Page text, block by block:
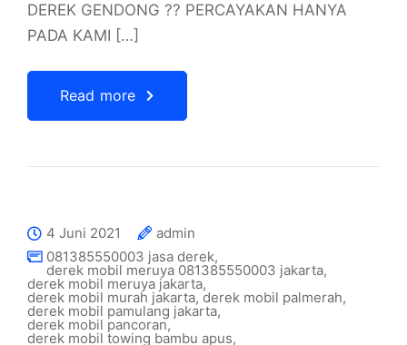
DEREK GENDONG ?? PERCAYAKAN HANYA
PADA KAMI […]
Read more
4 Juni 2021
admin
081385550003 jasa derek,
derek mobil meruya 081385550003 jakarta,
derek mobil meruya jakarta,
derek mobil murah jakarta, derek mobil palmerah,
derek mobil pamulang jakarta,
derek mobil pancoran,
derek mobil towing bambu apus,